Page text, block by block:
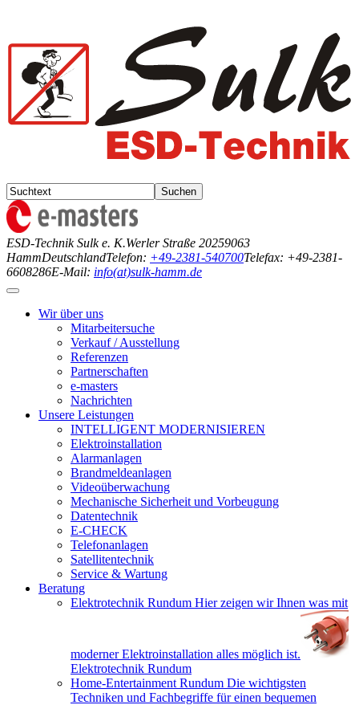
ESD-Technik Sulk e. K.Werler Straße 20259063
HammDeutschlandTelefon: +49-2381-540700Telefax: +49-2381-
6608286E-Mail: info(at)sulk-hamm.de
Wir über uns
Mitarbeitersuche
Verkauf / Ausstellung
Referenzen
Partnerschaften
e-masters
Nachrichten
Unsere Leistungen
INTELLIGENT MODERNISIEREN
Elektroinstallation
Alarmanlagen
Brandmeldeanlagen
Videoüberwachung
Mechanische Sicherheit und Vorbeugung
Datentechnik
E-CHECK
Telefonanlagen
Satellitentechnik
Service & Wartung
Beratung
Elektrotechnik Rundum Hier zeigen wir Ihnen was mit
moderner Elektroinstallation alles möglich ist.
Elektrotechnik Rundum
Home-Entertainment Rundum Die wichtigsten
Techniken und Fachbegriffe für einen bequemen